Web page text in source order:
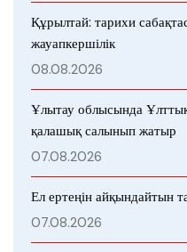
Құрылтай: тарихи
жауапкершілік
08.08.2026
Ұлытау облысында
қалашық салынып жатыр
07.08.2026
Ел ертеңін айқындайтын
07.08.2026